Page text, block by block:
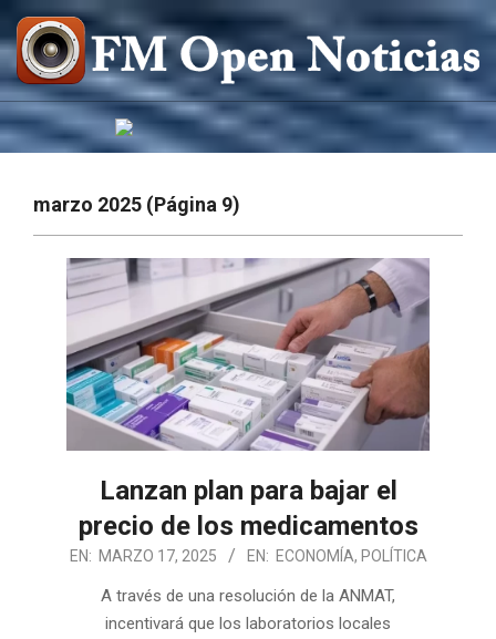
Saltar
al
contenido
FM
OPEN
marzo 2025 (Página 9)
Lanzan plan para bajar el
precio de los medicamentos
2025-
EN: MARZO 17, 2025 EN: ECONOMÍA, POLÍTICA
A través de una resolución de la ANMAT,
incentivará que los laboratorios locales